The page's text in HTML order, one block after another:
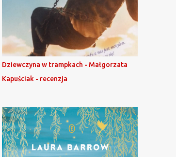
Dziewczyna w trampkach - Małgorzata
Kapuściak - recenzja